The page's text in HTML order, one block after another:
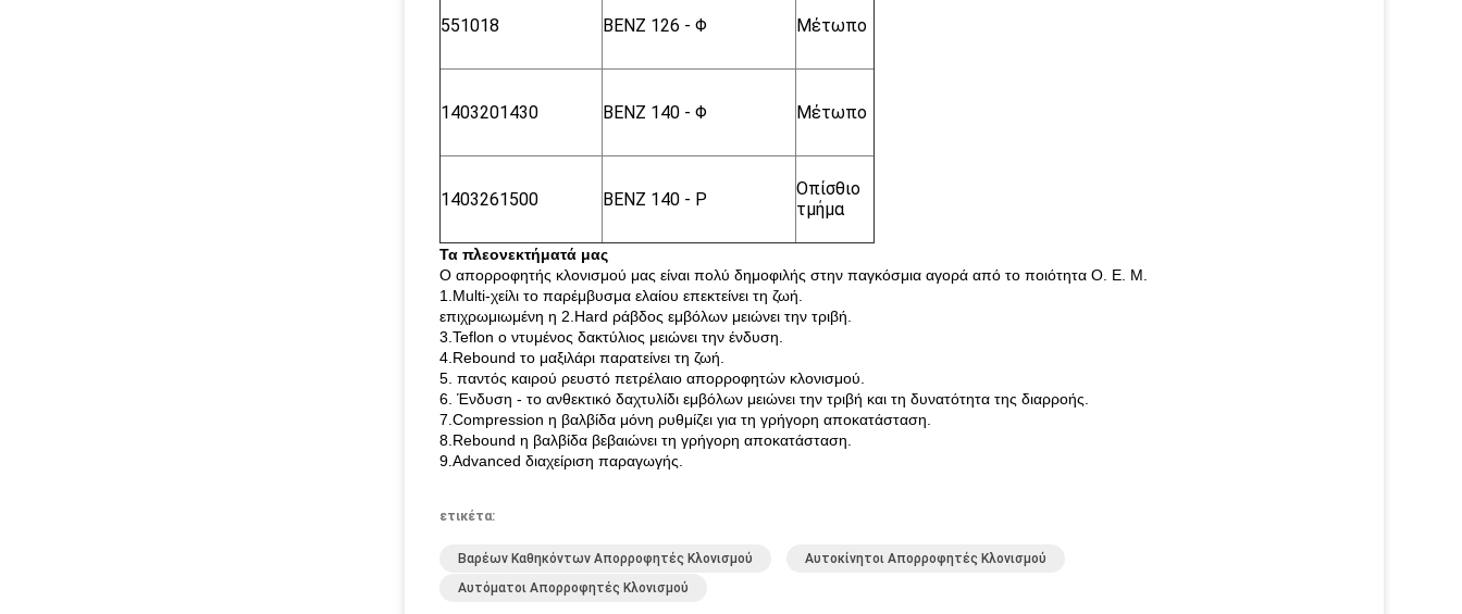
551018 BENZ 126 - Φ Μέτωπο
1403201430 BENZ 140 - Φ Μέτωπο
1403261500 BENZ 140 - Ρ
Οπίσθιο
τμήμα
Τα πλεονεκτήματά μας
Ο απορροφητής κλονισμού μας είναι πολύ δημοφιλής στην παγκόσμια αγορά από το ποιότητα Ο. Ε. Μ.
1.Multi-χείλι το παρέμβυσμα ελαίου επεκτείνει τη ζωή.
επιχρωμιωμένη η 2.Hard ράβδος εμβόλων μειώνει την τριβή.
3.Teflon ο ντυμένος δακτύλιος μειώνει την ένδυση.
4.Rebound το μαξιλάρι παρατείνει τη ζωή.
5. παντός καιρού ρευστό πετρέλαιο απορροφητών κλονισμού.
6. Ένδυση - το ανθεκτικό δαχτυλίδι εμβόλων μειώνει την τριβή και τη δυνατότητα της διαρροής.
7.Compression η βαλβίδα μόνη ρυθμίζει για τη γρήγορη αποκατάσταση.
8.Rebound η βαλβίδα βεβαιώνει τη γρήγορη αποκατάσταση.
9.Advanced διαχείριση παραγωγής.
ετικέτα:
Βαρέων Καθηκόντων Απορροφητές Κλονισμού
Αυτοκίνητοι Απορροφητές Κλονισμού
Αυτόματοι Απορροφητές Κλονισμού